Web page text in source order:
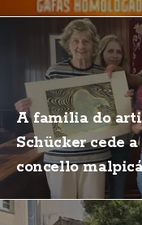
A familia do
Schücker cede
concello